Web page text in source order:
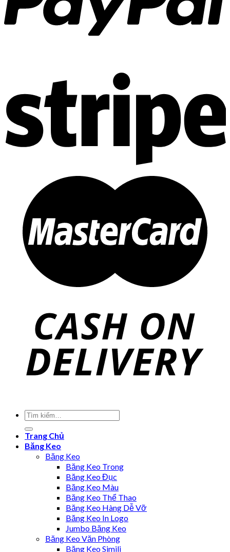
Trang Chủ
Băng Keo
Băng Keo
Băng Keo Trong
Băng Keo Đục
Băng Keo Màu
Băng Keo Thể Thao
Băng Keo Hàng Dễ Vỡ
Băng Keo In Logo
Jumbo Băng Keo
Băng Keo Văn Phòng
Băng Keo Simili